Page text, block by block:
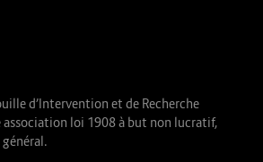
d’Intervention et de Recherche
association loi 1908 à but non lucratif,